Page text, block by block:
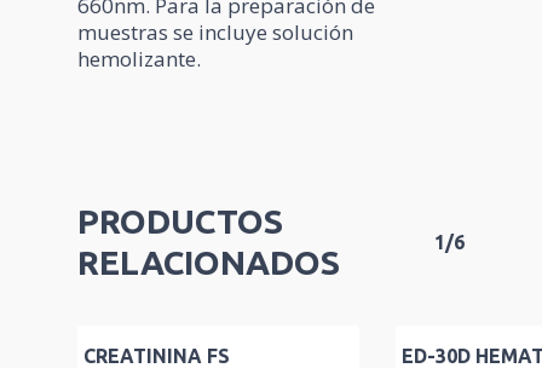
muestras se incluye solución
hemolizante.
PRODUCTOS
RELACIONADOS
1/6
CREATININA FS
ED-30D